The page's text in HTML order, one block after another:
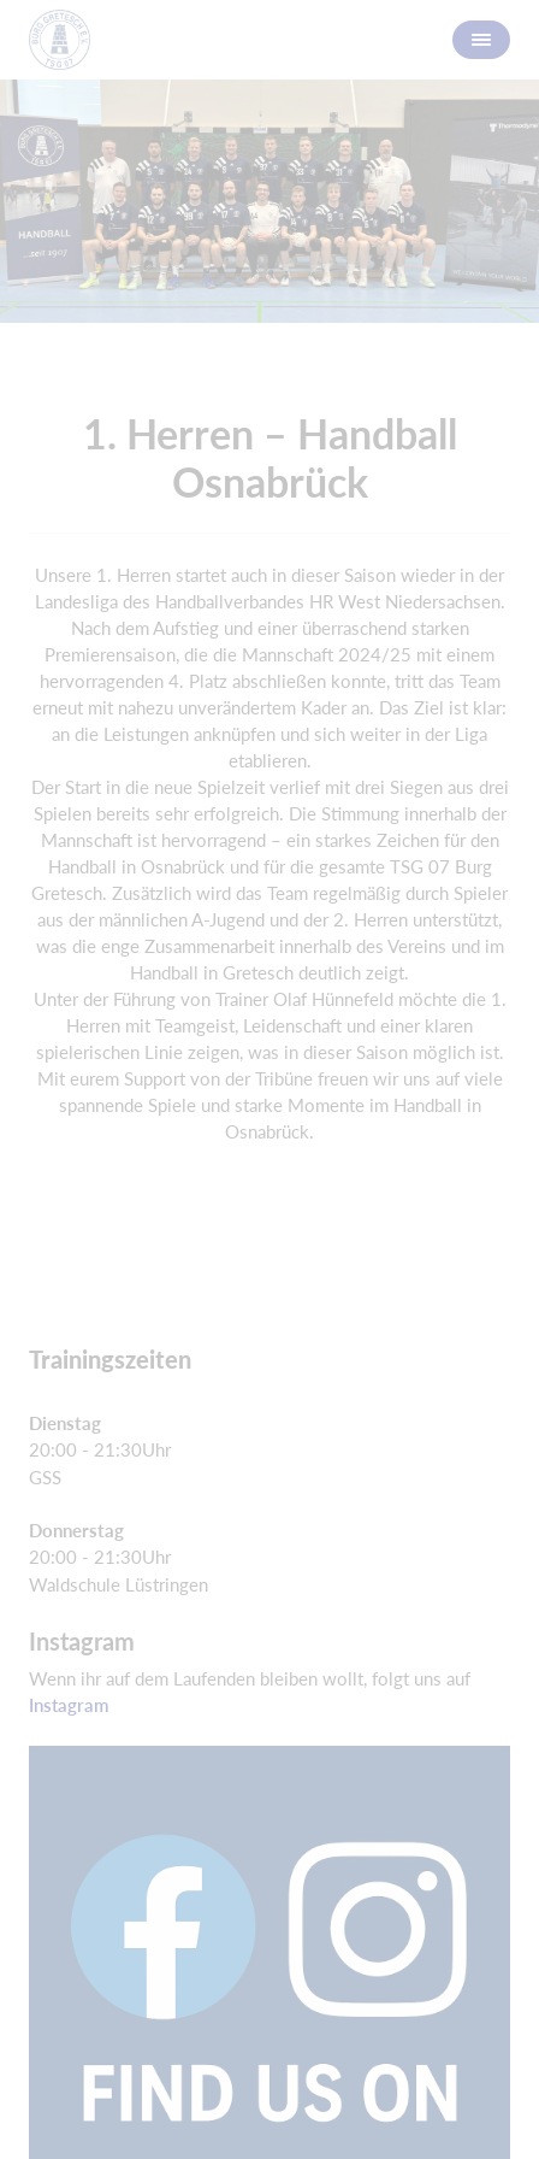
1. Herren – Handball
Osnabrück
Unsere 1. Herren startet auch in dieser Saison wieder in der
Landesliga des Handballverbandes HR West Niedersachsen.
Nach dem Aufstieg und einer überraschend starken
Premierensaison, die die Mannschaft 2024/25 mit einem
hervorragenden 4. Platz abschließen konnte, tritt das Team
erneut mit nahezu unverändertem Kader an. Das Ziel ist klar:
an die Leistungen anknüpfen und sich weiter in der Liga
etablieren.
Der Start in die neue Spielzeit verlief mit drei Siegen aus drei
Spielen bereits sehr erfolgreich. Die Stimmung innerhalb der
Mannschaft ist hervorragend – ein starkes Zeichen für den
Handball in Osnabrück und für die gesamte TSG 07 Burg
Gretesch. Zusätzlich wird das Team regelmäßig durch Spieler
aus der männlichen A-Jugend und der 2. Herren unterstützt,
was die enge Zusammenarbeit innerhalb des Vereins und im
Handball in Gretesch deutlich zeigt.
Unter der Führung von Trainer Olaf Hünnefeld möchte die 1.
Herren mit Teamgeist, Leidenschaft und einer klaren
spielerischen Linie zeigen, was in dieser Saison möglich ist.
Mit eurem Support von der Tribüne freuen wir uns auf viele
spannende Spiele und starke Momente im Handball in
Osnabrück.
Trainingszeiten
Dienstag
20:00 - 21:30Uhr
GSS
Donnerstag
20:00 - 21:30Uhr
Waldschule Lüstringen
Instagram
Wenn ihr auf dem Laufenden bleiben wollt, folgt uns auf
Instagram